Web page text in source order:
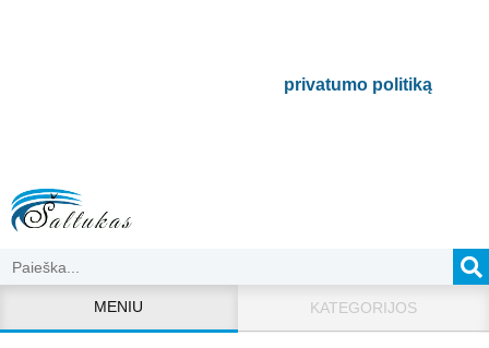
privatumo politiką.
MENIU KATEGORIJOS